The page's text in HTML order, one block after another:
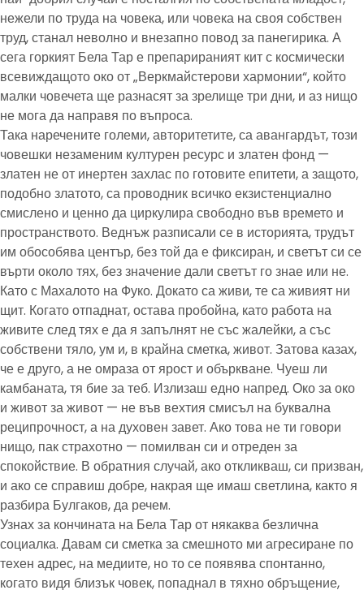
нежели по труда на човека, или човека на своя собствен
труд, станал неволно и внезапно повод за панегирика. А
сега горкият Бела Тар е препарираният кит с космически
всевиждащото око от „Веркмайстерови хармонии“, който
малки човечета ще разнасят за зрелище три дни, и аз нищо
не мога да направя по въпроса.
Така наречените големи, авторитетите, са авангардът, този
човешки незаменим културен ресурс и златен фонд —
златен не от инертен захлас по готовите епитети, а защото,
подобно златото, са проводник всичко екзистенциално
смислено и ценно да циркулира свободно във времето и
пространството. Веднъж разписали се в историята, трудът
им обособява център, без той да е фиксиран, и светът си се
върти около тях, без значение дали светът го знае или не.
Като с Махалото на Фуко. Докато са живи, те са живият ни
щит. Когато отпаднат, остава пробойна, като работа на
живите след тях е да я запълнят не със жалейки, а със
собствени тяло, ум и, в крайна сметка, живот. Затова казах,
че е друго, а не омраза от ярост и объркване. Чуеш ли
камбаната, тя бие за теб. Излизаш едно напред. Око за око
и живот за живот — не във вехтия смисъл на буквална
реципрочност, а на духовен завет. Ако това не ти говори
нищо, пак страхотно — помилван си и отреден за
спокойствие. В обратния случай, ако откликваш, си призван,
и ако се справиш добре, накрая ще имаш светлина, както я
разбира Булгаков, да речем.
Узнах за кончината на Бела Тар от някаква безлична
социалка. Давам си сметка за смешното ми агресиране по
техен адрес, на медиите, но то се появява спонтанно,
когато видя близък човек, попаднал в тяхно обръщение,